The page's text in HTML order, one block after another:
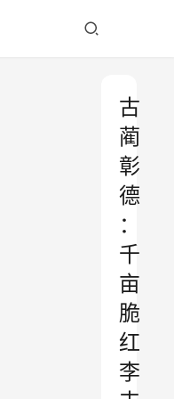
古
蔺
彰
德
：
千
亩
脆
红
李